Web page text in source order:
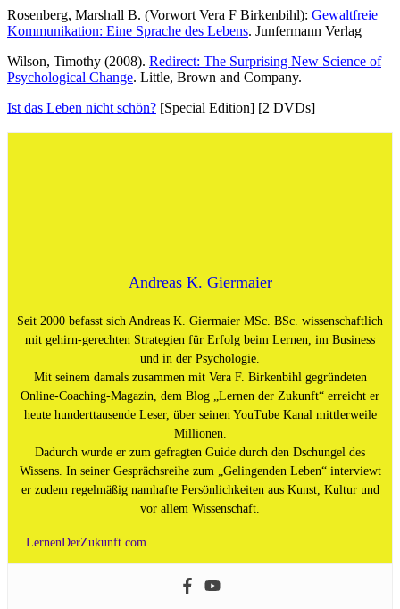
Rosenberg, Marshall B. (Vorwort Vera F Birkenbihl): Gewaltfreie
Kommunikation: Eine Sprache des Lebens. Junfermann Verlag
Wilson, Timothy (2008). Redirect: The Surprising New Science of
Psychological Change. Little, Brown and Company.
Ist das Leben nicht schön? [Special Edition] [2 DVDs]
Andreas K. Giermaier
Seit 2000 befasst sich Andreas K. Giermaier MSc. BSc. wissenschaftlich
mit gehirn-gerechten Strategien für Erfolg beim Lernen, im Business
und in der Psychologie.
Mit seinem damals zusammen mit Vera F. Birkenbihl gegründeten
Online-Coaching-Magazin, dem Blog „Lernen der Zukunft“ erreicht er
heute hunderttausende Leser, über seinen YouTube Kanal mittlerweile
Millionen.
Dadurch wurde er zum gefragten Guide durch den Dschungel des
Wissens. In seiner Gesprächsreihe zum „Gelingenden Leben“ interviewt
er zudem regelmäßig namhafte Persönlichkeiten aus Kunst, Kultur und
vor allem Wissenschaft.
LernenDerZukunft.com